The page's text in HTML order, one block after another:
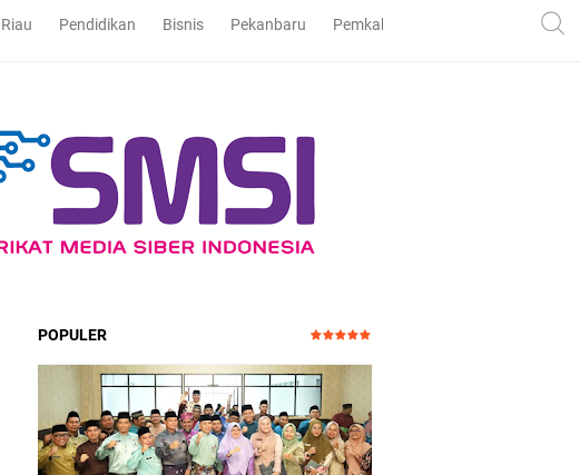
Riau Pendidikan Bisnis Pekanbaru Pemkab dan DPRD Bengkalis
POPULER